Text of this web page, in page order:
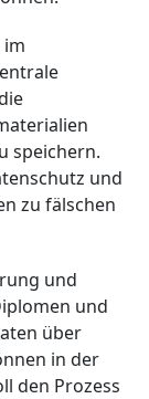
im
speichern.
und
zu fälschen
und
und
über
in der
den Prozess